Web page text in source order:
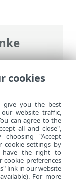
VA
cookies
give you the best
our website traffic,
can agree to the
all and close",
choosing "Accept
cookie settings by
have the right to
preferences
link in our website
For more